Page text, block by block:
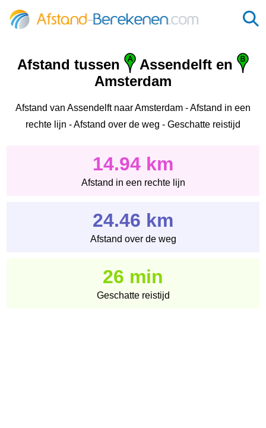
Afstand tussen
Assendelft en
Amsterdam
Afstand van Assendelft naar Amsterdam - Afstand in een
rechte lijn - Afstand over de weg - Geschatte reistijd
14.94 km
Afstand in een rechte lijn
24.46 km
Afstand over de weg
26 min
Geschatte reistijd